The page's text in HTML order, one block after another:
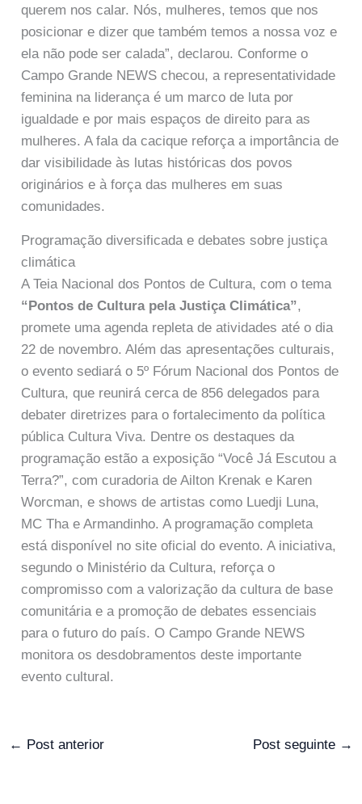
querem nos calar. Nós, mulheres, temos que nos
posicionar e dizer que também temos a nossa voz e
ela não pode ser calada”, declarou. Conforme o
Campo Grande NEWS checou, a representatividade
feminina na liderança é um marco de luta por
igualdade e por mais espaços de direito para as
mulheres. A fala da cacique reforça a importância de
dar visibilidade às lutas históricas dos povos
originários e à força das mulheres em suas
comunidades.
Programação diversificada e debates sobre justiça
climática
A Teia Nacional dos Pontos de Cultura, com o tema
“Pontos de Cultura pela Justiça Climática”,
promete uma agenda repleta de atividades até o dia
22 de novembro. Além das apresentações culturais,
o evento sediará o 5º Fórum Nacional dos Pontos de
Cultura, que reunirá cerca de 856 delegados para
debater diretrizes para o fortalecimento da política
pública Cultura Viva. Dentre os destaques da
programação estão a exposição “Você Já Escutou a
Terra?”, com curadoria de Ailton Krenak e Karen
Worcman, e shows de artistas como Luedji Luna,
MC Tha e Armandinho. A programação completa
está disponível no site oficial do evento. A iniciativa,
segundo o Ministério da Cultura, reforça o
compromisso com a valorização da cultura de base
comunitária e a promoção de debates essenciais
para o futuro do país. O Campo Grande NEWS
monitora os desdobramentos deste importante
evento cultural.
← Post anterior Post seguinte →